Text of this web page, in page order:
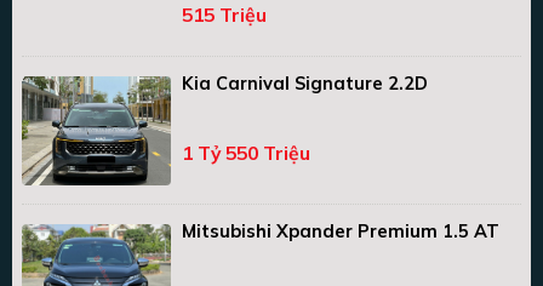
515 Triệu
Kia Carnival Signature 2.2D
1 Tỷ 550 Triệu
Mitsubishi Xpander Premium 1.5 AT